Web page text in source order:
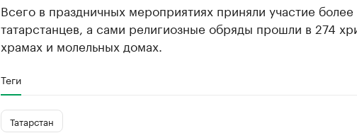
Всего в праздничных мероприятиях приняли участие
татарстанцев, а сами религиозные обряды прошли в 274
храмах и молельных домах.
Теги
Татарстан